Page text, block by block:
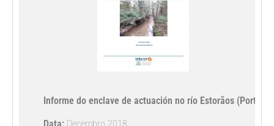
Informe do enclave de actuación no río Estorãos